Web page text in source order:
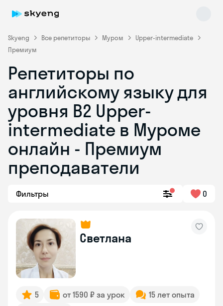
Skyeng Все репетиторы Муром
Upper-intermediate
Премиум
Репетиторы по
английскому языку для
уровня B2 Upper-
intermediate в Муроме
онлайн - Премиум
преподаватели
Фильтры 0
Светлана
5 от 1590 ₽ за урок
15 лет опыта
Skyeng Chat